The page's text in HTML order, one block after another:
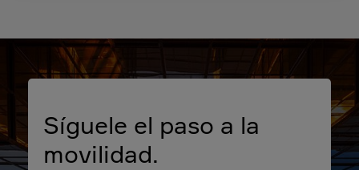
Síguele el paso a la
movilidad.